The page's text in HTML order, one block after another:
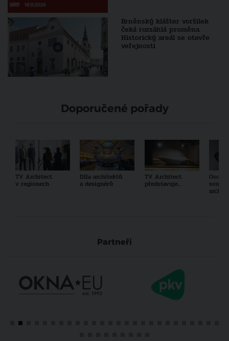
Brněnský klášter voršilek
čeká rozsáhlá proměna.
Historický areál se otevře
veřejnosti
Doporučené pořady
TV Architect
v regionech
Díla architektů
a designérů
TV Architect
představuje...
Partneři